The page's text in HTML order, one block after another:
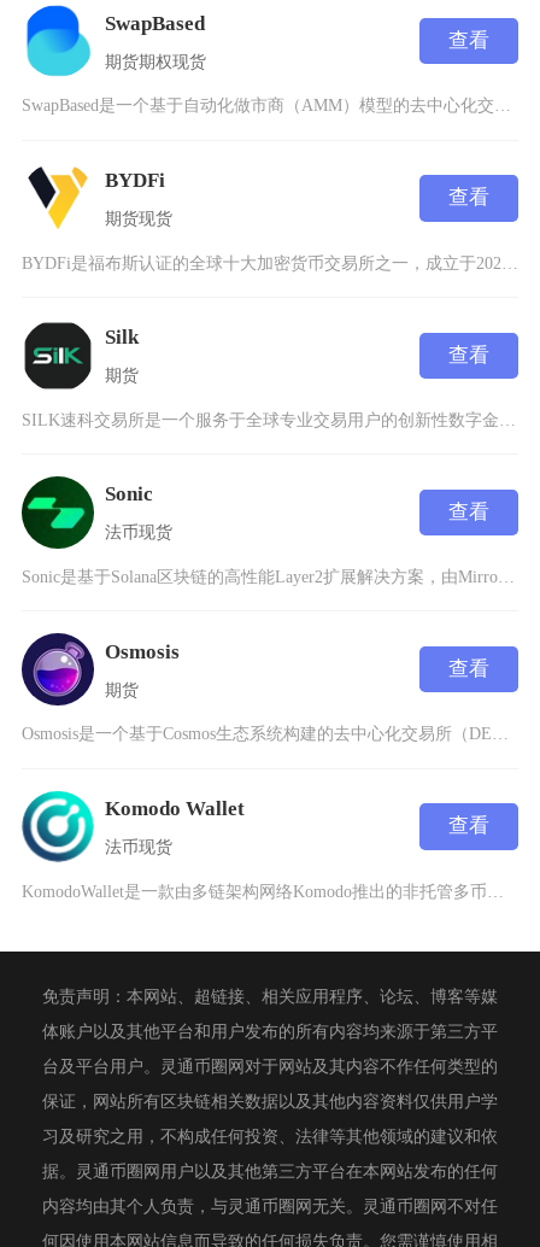
SwapBased
期货期权现货
查看
SwapBased是一个基于自动化做市商（AMM）模型的去中心化交易所（DEX），为用户提
BYDFi
期货现货
查看
Silk
期货
查看
Sonic
法币现货
查看
Sonic是基于Solana区块链的高性能Layer2扩展解决方案，由MirrorWorl
Osmosis
期货
查看
Osmosis是一个基于Cosmos生态系统构建的去中心化交易所（DEX），由SunnyA
Komodo Wallet
法币现货
查看
免责声明：本网站、超链接、相关应用程序、论坛、博客等媒
体账户以及其他平台和用户发布的所有内容均来源于第三方平
台及平台用户。灵通币圈网对于网站及其内容不作任何类型的
保证，网站所有区块链相关数据以及其他内容资料仅供用户学
习及研究之用，不构成任何投资、法律等其他领域的建议和依
据。灵通币圈网用户以及其他第三方平台在本网站发布的任何
内容均由其个人负责，与灵通币圈网无关。灵通币圈网不对任
何因使用本网站信息而导致的任何损失负责。您需谨慎使用相